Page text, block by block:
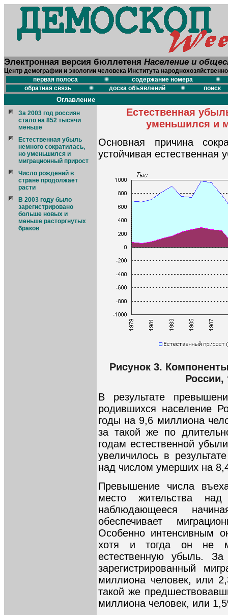
Электронная версия бюллетеня Население и
Центр демографии и экологии человека Института
первая полоса
содержание номера
обратная связь
доска объявлений поиск
Оглавление
За 2003 год россиян
стало на 852 тысячи
меньше
Естественная убыль
немного сократилась,
но уменьшился и
миграционный прирост
Число рождений в
стране продолжает
расти
В 2003 году было
зарегистрировано
больше новых и
меньше расторгнутых
браков
Естественная
уменьшился и
Основная причина
устойчивая естественная
Рисунок 3.
России,
В результате
родившихся население
годы на 9,6 миллиона
за такой же по
годам естественной
увеличилось в
над числом умерших на
Превышение числа
место жительства
наблюдающееся
обеспечивает
Особенно интенсивным
хотя и тогда он не
естественную убыль.
зарегистрированный
миллиона человек, или
такой же
миллиона человек, или